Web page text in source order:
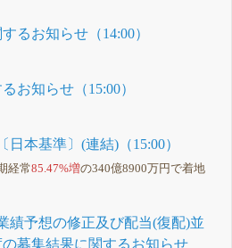
るお知らせ（14:00）
お知らせ（15:00）
日本基準〕(連結)（15:00）
経常85.47%増の340億8900万円で着地
績予想の修正及び配当(復配)並
募集結果に関するお知らせ